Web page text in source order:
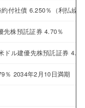
付社債 6.250％（利払繰
先株預託証券 4.70％
ドル建優先株預託証券
％ 2034年2月10日満期